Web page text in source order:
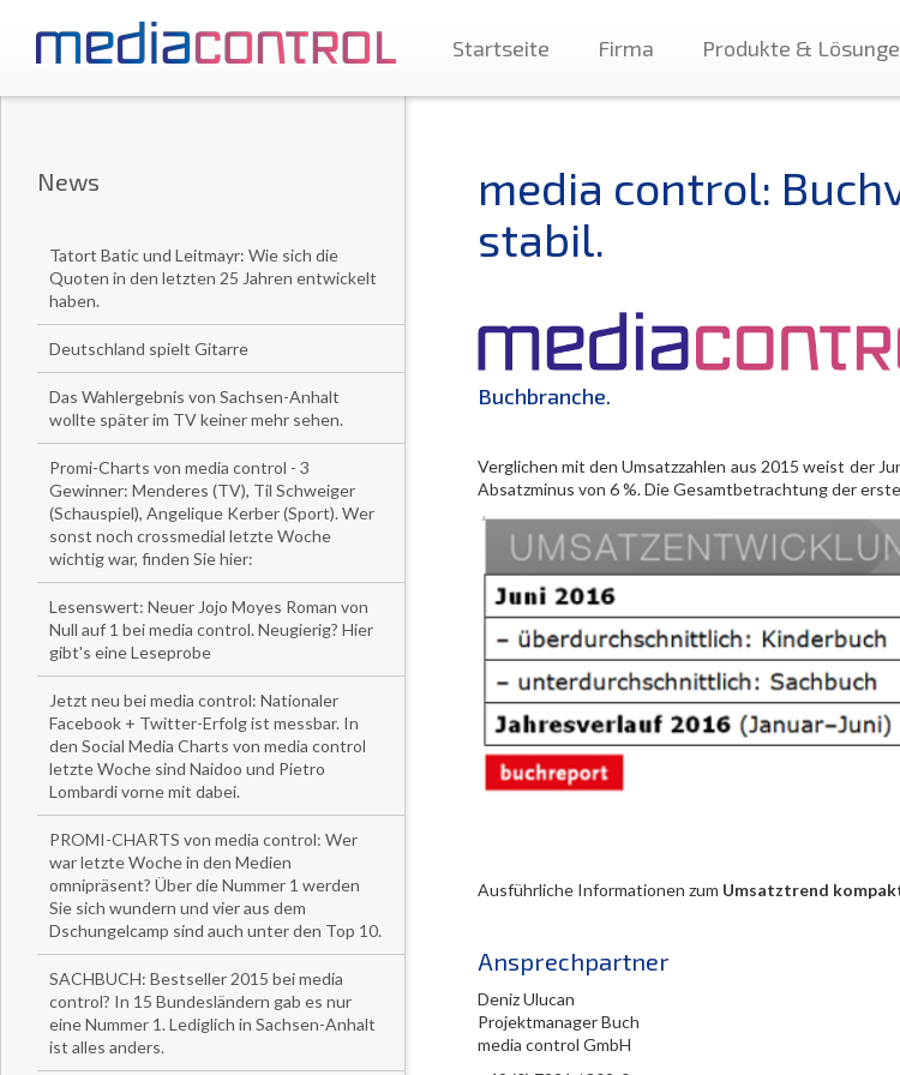
Startseite Firma Produkte &
News
Tatort Batic und Leitmayr: Wie sich die
Quoten in den letzten 25 Jahren entwickelt
haben.
Deutschland spielt Gitarre
Das Wahlergebnis von Sachsen-Anhalt
wollte später im TV keiner mehr sehen.
Promi-Charts von media control - 3
Gewinner: Menderes (TV), Til Schweiger
(Schauspiel), Angelique Kerber (Sport). Wer
sonst noch crossmedial letzte Woche
wichtig war, finden Sie hier:
Lesenswert: Neuer Jojo Moyes Roman von
Null auf 1 bei media control. Neugierig? Hier
gibt's eine Leseprobe
Jetzt neu bei media control: Nationaler
Facebook + Twitter-Erfolg ist messbar. In
den Social Media Charts von media control
letzte Woche sind Naidoo und Pietro
Lombardi vorne mit dabei.
PROMI-CHARTS von media control: Wer
war letzte Woche in den Medien
omnipräsent? Über die Nummer 1 werden
Sie sich wundern und vier aus dem
Dschungelcamp sind auch unter den Top 10.
SACHBUCH: Bestseller 2015 bei media
control? In 15 Bundesländern gab es nur
eine Nummer 1. Lediglich in Sachsen-Anhalt
ist alles anders.
media control:
stabil.
Buchbranche.
Verglichen mit den Umsatzzahlen aus 2015 weist der
Absatzminus von 6 %. Die Gesamtbetrachtung der
Ausführliche Informationen zum Umsatztrend
Ansprechpartner
Deniz Ulucan
Projektmanager Buch
media control GmbH